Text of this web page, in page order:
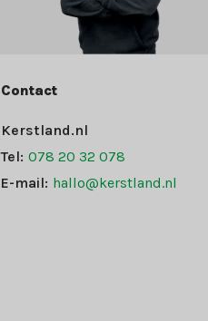
Contact
Kerstland.nl
Tel: 078 20 32 078
E-mail: hallo@kerstland.nl